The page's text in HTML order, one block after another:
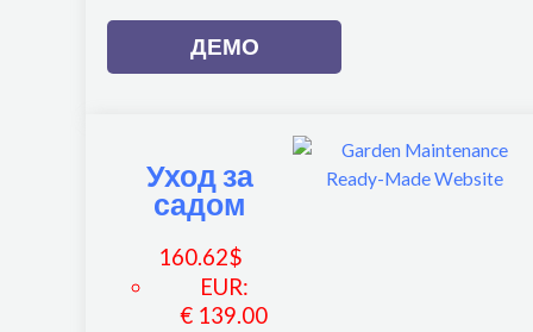
ДЕМО
Уход за
садом
160.62$
EUR:
€ 139.00